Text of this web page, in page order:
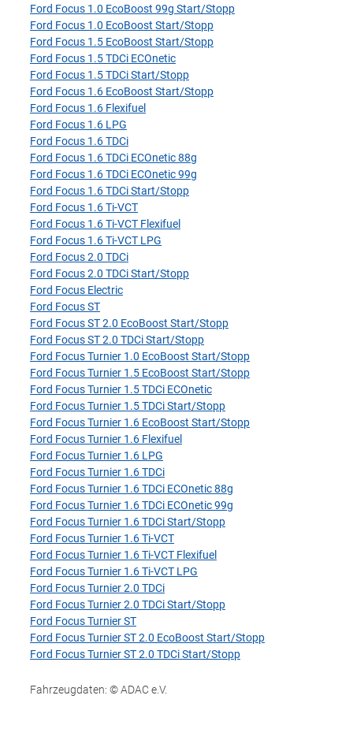
Ford Focus 1.0 EcoBoost 99g Start/Stopp
Ford Focus 1.0 EcoBoost Start/Stopp
Ford Focus 1.5 EcoBoost Start/Stopp
Ford Focus 1.5 TDCi ECOnetic
Ford Focus 1.5 TDCi Start/Stopp
Ford Focus 1.6 EcoBoost Start/Stopp
Ford Focus 1.6 Flexifuel
Ford Focus 1.6 LPG
Ford Focus 1.6 TDCi
Ford Focus 1.6 TDCi ECOnetic 88g
Ford Focus 1.6 TDCi ECOnetic 99g
Ford Focus 1.6 TDCi Start/Stopp
Ford Focus 1.6 Ti-VCT
Ford Focus 1.6 Ti-VCT Flexifuel
Ford Focus 1.6 Ti-VCT LPG
Ford Focus 2.0 TDCi
Ford Focus 2.0 TDCi Start/Stopp
Ford Focus Electric
Ford Focus ST
Ford Focus ST 2.0 EcoBoost Start/Stopp
Ford Focus ST 2.0 TDCi Start/Stopp
Ford Focus Turnier 1.0 EcoBoost Start/Stopp
Ford Focus Turnier 1.5 EcoBoost Start/Stopp
Ford Focus Turnier 1.5 TDCi ECOnetic
Ford Focus Turnier 1.5 TDCi Start/Stopp
Ford Focus Turnier 1.6 EcoBoost Start/Stopp
Ford Focus Turnier 1.6 Flexifuel
Ford Focus Turnier 1.6 LPG
Ford Focus Turnier 1.6 TDCi
Ford Focus Turnier 1.6 TDCi ECOnetic 88g
Ford Focus Turnier 1.6 TDCi ECOnetic 99g
Ford Focus Turnier 1.6 TDCi Start/Stopp
Ford Focus Turnier 1.6 Ti-VCT
Ford Focus Turnier 1.6 Ti-VCT Flexifuel
Ford Focus Turnier 1.6 Ti-VCT LPG
Ford Focus Turnier 2.0 TDCi
Ford Focus Turnier 2.0 TDCi Start/Stopp
Ford Focus Turnier ST
Ford Focus Turnier ST 2.0 EcoBoost Start/Stopp
Ford Focus Turnier ST 2.0 TDCi Start/Stopp
Fahrzeugdaten: © ADAC e.V.